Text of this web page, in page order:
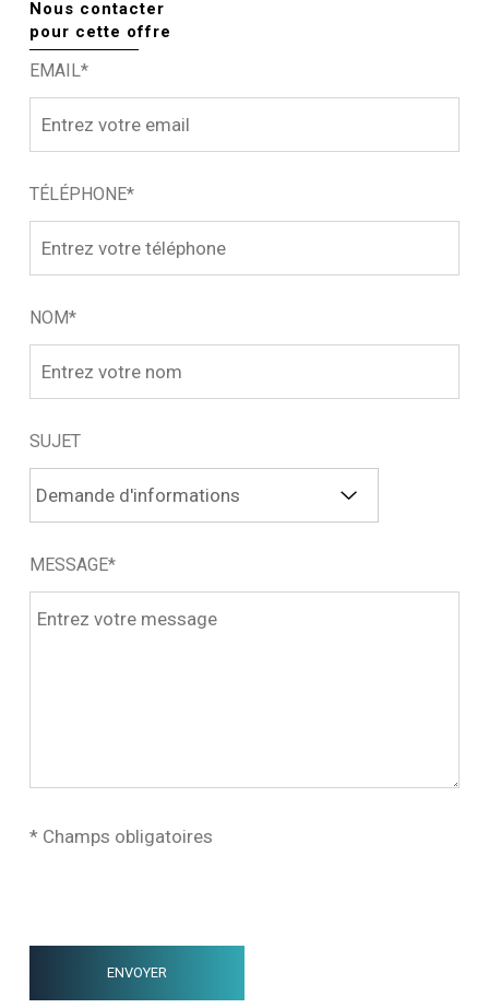
Nous contacter
pour cette offre
EMAIL*
TÉLÉPHONE*
NOM*
SUJET
MESSAGE*
* Champs obligatoires